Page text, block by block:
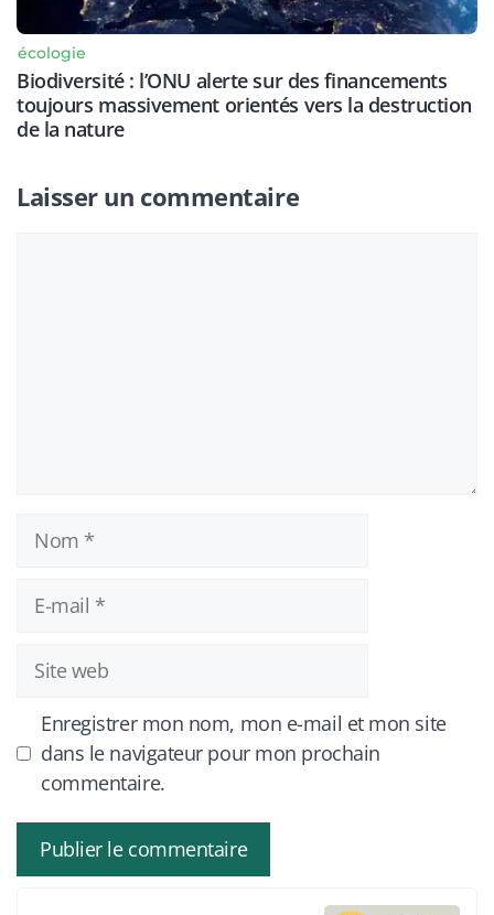
écologie
Biodiversité : l’ONU alerte sur des financements
toujours massivement orientés vers la destruction
de la nature
Laisser un commentaire
Nom
mail
Site
web
Enregistrer mon nom, mon e-mail et mon site
dans le navigateur pour mon prochain
commentaire.